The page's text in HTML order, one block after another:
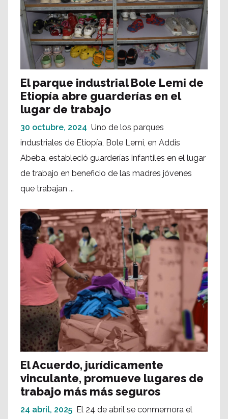
El parque industrial Bole Lemi de
Etiopía abre guarderías en el
lugar de trabajo
30 octubre, 2024 Uno de los parques
industriales de Etiopía, Bole Lemi, en Addis
Abeba, estableció guarderías infantiles en el lugar
de trabajo en beneficio de las madres jóvenes
que trabajan ...
El Acuerdo, jurídicamente
vinculante, promueve lugares de
trabajo más más seguros
24 abril, 2025 El 24 de abril se conmemora el